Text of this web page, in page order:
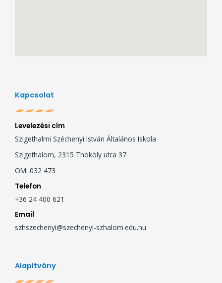
Kapcsolat
Levelezési cím
Szigethalmi Széchenyi István Általános Iskola
Szigethalom, 2315 Thököly utca 37.
OM: 032 473
Telefon
+36 24 400 621
Email
szhszechenyi@szechenyi-szhalom.edu.hu
Alapítvány